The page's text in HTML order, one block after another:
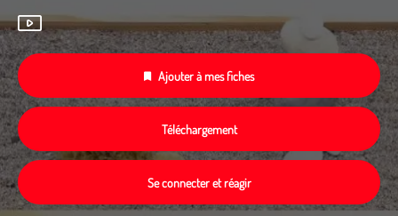
Ajouter à mes fiches
Téléchargement
Se connecter et réagir